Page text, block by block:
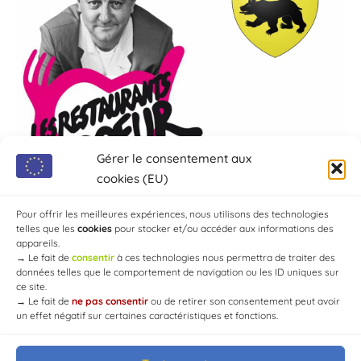
Gérer le consentement aux
cookies (EU)
Pour offrir les meilleures expériences, nous utilisons des technologies
telles que les cookies pour stocker et/ou accéder aux informations des
appareils.
→ Le fait de consentir à ces technologies nous permettra de traiter des
données telles que le comportement de navigation ou les ID uniques sur
ce site.
→ Le fait de ne pas consentir ou de retirer son consentement peut avoir
un effet négatif sur certaines caractéristiques et fonctions.